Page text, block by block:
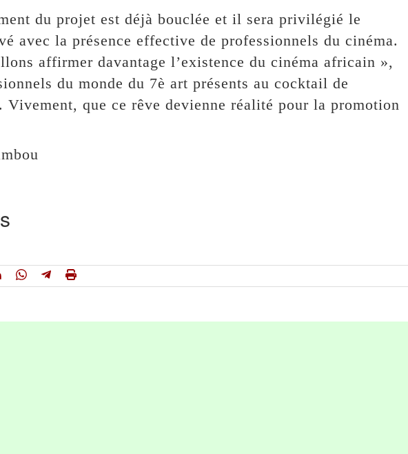
du projet est déjà bouclée et il sera privilégié le
avec la présence effective de professionnels du cinéma.
affirmer davantage l’existence du cinéma africain »,
du monde du 7è art présents au cocktail de
Vivement, que ce rêve devienne réalité pour la promotion